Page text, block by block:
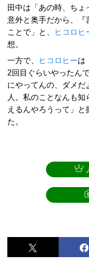
田中は「あの時、ちょ
意外と奥手だから、『
ことで」と、
ヒコロヒ
想。
一方で、
ヒコロヒーは
2回目ぐらいやったん
にやってんの、ダメ
人。私のことなんも
えるんやろうって」
た。